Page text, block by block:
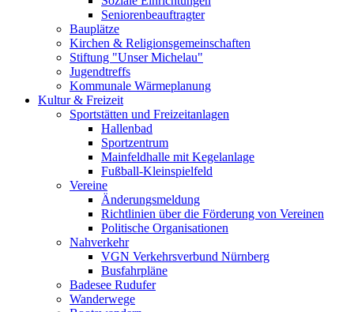
Seniorenbeauftragter
Bauplätze
Kirchen & Religionsgemeinschaften
Stiftung "Unser Michelau"
Jugendtreffs
Kommunale Wärmeplanung
Kultur & Freizeit
Sportstätten und Freizeitanlagen
Hallenbad
Sportzentrum
Mainfeldhalle mit Kegelanlage
Fußball-Kleinspielfeld
Vereine
Änderungsmeldung
Richtlinien über die Förderung von Vereinen
Politische Organisationen
Nahverkehr
VGN Verkehrsverbund Nürnberg
Busfahrpläne
Badesee Rudufer
Wanderwege